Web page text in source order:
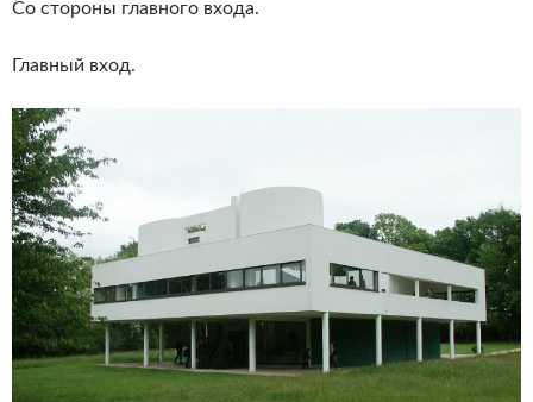
Со стороны главного входа.
Главный вход.